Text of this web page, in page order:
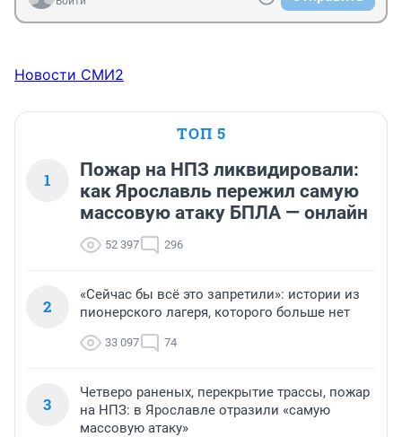
Новости СМИ2
ТОП 5
1
Пожар на НПЗ ликвидировали:
как Ярославль пережил самую
массовую атаку БПЛА — онлайн
52 397 296
2
«Сейчас бы всё это запретили»: истории из
пионерского лагеря, которого больше нет
33 097 74
3
Четверо раненых, перекрытие трассы, пожар
на НПЗ: в Ярославле отразили «самую
массовую атаку»